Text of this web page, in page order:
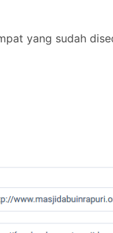
yang sudah